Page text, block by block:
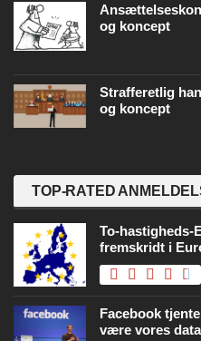
og koncept
Strafferetlig
og koncept
TOP-RATED
To-hastigheds-
fremskridt i
Facebook
være vores data